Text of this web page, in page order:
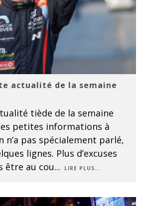
actualité de la semaine
tiède de la semaine
petites informations à
n’a pas spécialement parlé,
lignes. Plus d’excuses
être au cou... LIRE PLUS...